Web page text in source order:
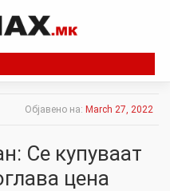
Објавено на: March 27, 2022
Се купуваат
цена